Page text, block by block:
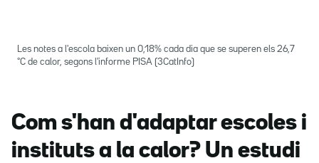
Les notes a l'escola baixen un 0,18% cada dia que se superen els 26,7
°C de calor, segons l'informe PISA (3CatInfo)
Com s'han d'adaptar escoles i
instituts a la calor? Un estudi